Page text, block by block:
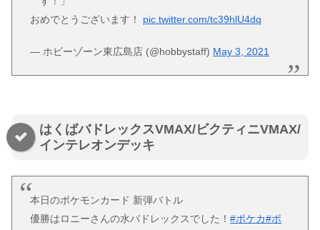
おめでとうございます！ pic.twitter.com/tc39hlU4dq
— ホビーゾーン東広島店 (@hobbystaff) May 3, 2021
はくばバドレックスVMAX/ビクティニVMAX/
インテレオンデッキ
本日のポケモンカード 新弾バトル
優勝はロニーさんの水バドレックスでした！#ポケカ#ポ